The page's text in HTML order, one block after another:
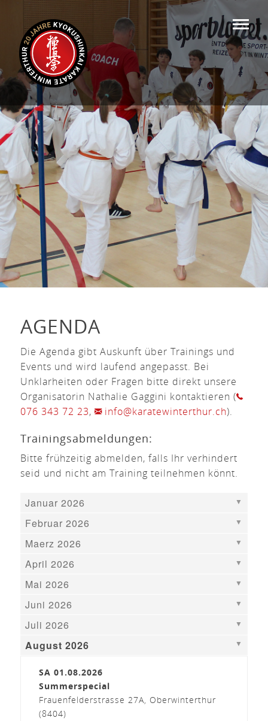
AGENDA
Die Agenda gibt Auskunft über Trainings und
Events und wird laufend angepasst. Bei
Unklarheiten oder Fragen bitte direkt unsere
Organisatorin Nathalie Gaggini kontaktieren (
076 343 72 23, info@karatewinterthur.ch).
Trainingsabmeldungen:
Bitte frühzeitig abmelden, falls Ihr verhindert
seid und nicht am Training teilnehmen könnt.
Januar 2026
Februar 2026
Maerz 2026
April 2026
Mai 2026
Juni 2026
Juli 2026
August 2026
SA 01.08.2026
Summerspecial
Frauenfelderstrasse 27A, Oberwinterthur
(8404)